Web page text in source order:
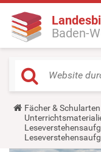
Baden-
Y
o
u
a
r
Fächer & Schularten